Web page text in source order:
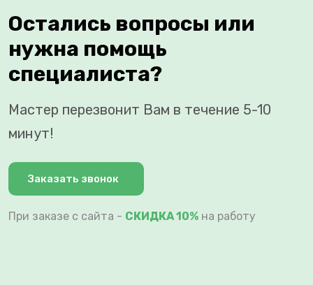
Остались вопросы или
нужна помощь
специалиста?
Мастер перезвонит Вам в течение 5-10
минут!
Заказать звонок
При заказе с сайта - СКИДКА 10% на работу